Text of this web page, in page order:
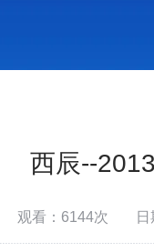
西辰--
观看：6144次